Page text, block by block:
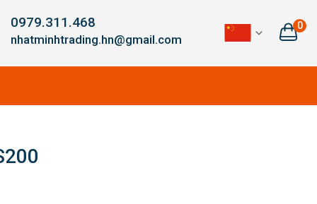
0979.311.468
nhatminhtrading.hn@gmail.com
0